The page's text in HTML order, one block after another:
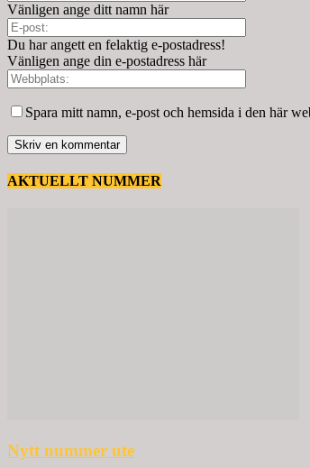
Vänligen ange ditt namn här
Du har angett en felaktig e-postadress!
Vänligen ange din e-postadress här
Spara mitt namn, e-post och hemsida i den här
AKTUELLT NUMMER
Nytt nummer ute